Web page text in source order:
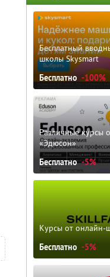
Бесплатный
школы Skysmart
Бесплатно -100%
Различные курсы
«Эдюсон»
Бесплатно -5%
Курсы от
Бесплатно -5%